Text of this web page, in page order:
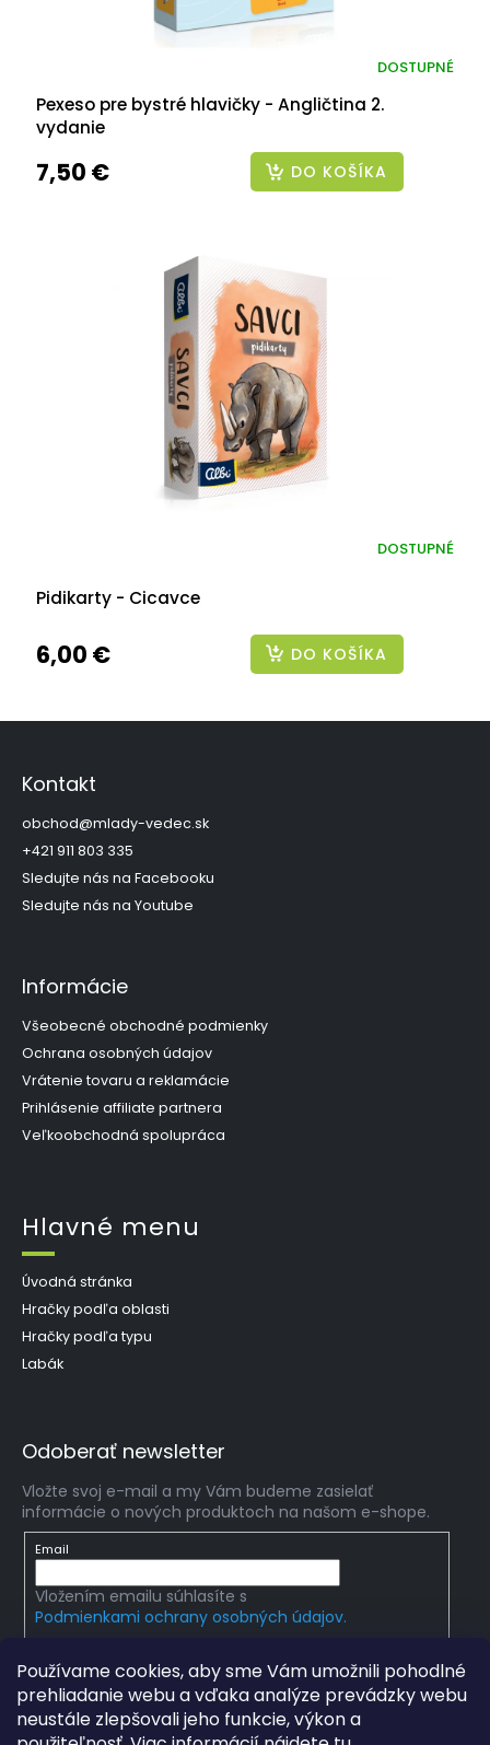
Používame cookies, aby sme Vám umožnili pohodlné
prehliadanie webu a vďaka analýze prevádzky webu
neustále zlepšovali jeho funkcie, výkon a
Pexeso pre bystré hlavičky - Angličtina 2.
vydanie
DOSTUPNÉ
7,50 € DO KOŠÍKA
Pidikarty - Cicavce
DOSTUPNÉ
6,00 € DO KOŠÍKA
Z
Kontakt
obchod@mlady-vedec.sk
+421 911 803 335
Sledujte nás na Facebooku
Sledujte nás na Youtube
Informácie
Všeobecné obchodné podmienky
Ochrana osobných údajov
Vrátenie tovaru a reklamácie
Prihlásenie affiliate partnera
Veľkoobchodná spolupráca
Hlavné menu
Úvodná stránka
Hračky podľa oblasti
Hračky podľa typu
Labák
Odoberať newsletter
Vložte svoj e-mail a my Vám budeme zasielať
informácie o nových produktoch na našom e-shope.
Email
Vložením emailu súhlasíte s
Podmienkami ochrany osobných údajov.